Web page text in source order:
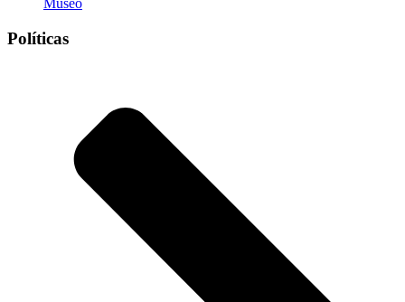
Museo
Políticas